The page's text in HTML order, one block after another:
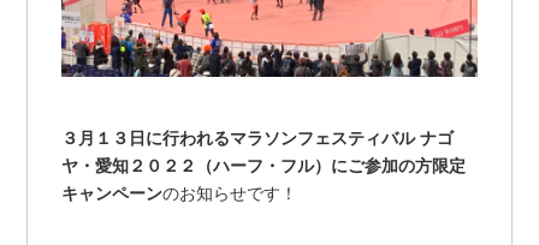
３月１３日に行われるマラソンフェスティバル ナゴ
ヤ・愛知２０２２（ハーフ・フル）にご参加の方限定
キャンペーンのお知らせです！